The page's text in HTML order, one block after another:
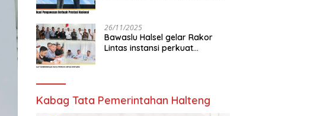
26/11/2025
Bawaslu Halsel gelar Rakor
Lintas instansi perkuat
Kabag Tata Pemerintahan Halteng